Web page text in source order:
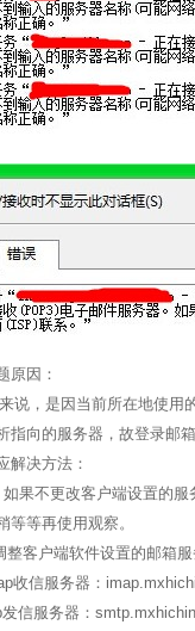
因：
说，是因当前所在地使用
指向的服务器，故登录邮
决方法：
不更改客户端设置的服
等等再使用观察。
客户端软件设置的邮箱服
信服务器：
信服务器：